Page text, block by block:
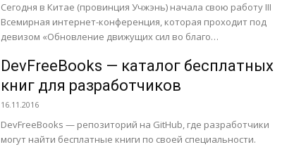
Сегодня в Китае (провинция Учжэнь) начала свою работу III
Всемирная интернет-конференция, которая проходит под
девизом «Обновление движущих сил во благо
DevFreeBooks — каталог бесплатных
книг для разработчиков
16.11.2016
DevFreeBooks — репозиторий на GitHub, где разработчики
могут найти бесплатные книги по своей специальности.